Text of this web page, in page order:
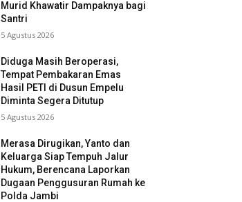
Murid Khawatir Dampaknya bagi
Santri
5 Agustus 2026
Diduga Masih Beroperasi,
Tempat Pembakaran Emas
Hasil PETI di Dusun Empelu
Diminta Segera Ditutup
5 Agustus 2026
Merasa Dirugikan, Yanto dan
Keluarga Siap Tempuh Jalur
Hukum, Berencana Laporkan
Dugaan Penggusuran Rumah ke
Polda Jambi